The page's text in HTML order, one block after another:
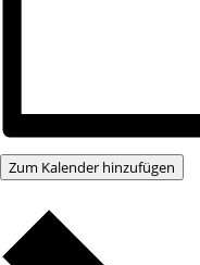
Zum Kalender hinzufügen